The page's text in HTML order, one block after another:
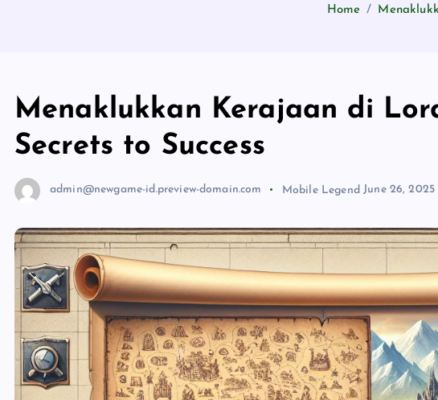
Home
Menaklukkan Kerajaan di
Secrets to Success
admin@newgame-id.preview-domain.com Mobile Legend June 26, 2025